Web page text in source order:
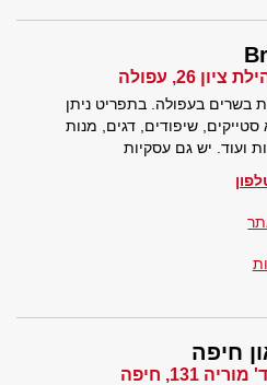
ציון 26, עפולה
בשרים בעפולה. בתפריט ניתן
סטייקים, שיפודים, דגים, מנות
ועוד. יש גם עסקיות
חיפה
131, חיפה